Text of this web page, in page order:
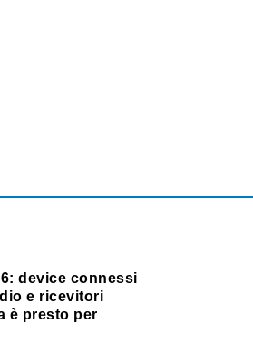
device connessi
e ricevitori
è presto per